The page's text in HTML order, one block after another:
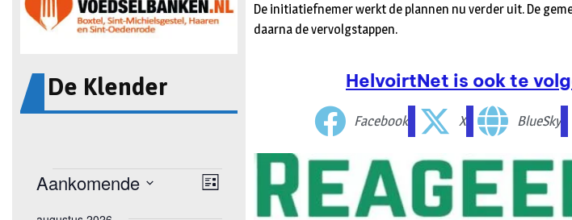
De Klender
De initiatiefnemer werkt de plannen nu verder uit. De
daarna de vervolgstappen.
HelvoirtNet is ook te
Facebook X BlueSky